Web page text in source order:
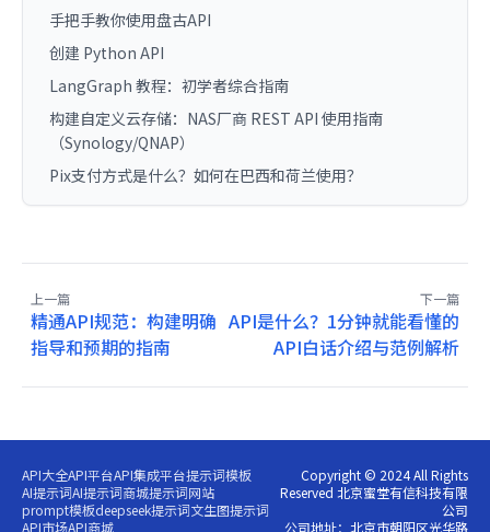
手把手教你使用盘古API
创建 Python API
LangGraph 教程：初学者综合指南
构建自定义云存储：NAS厂商 REST API 使用指南
（Synology/QNAP）
Pix支付方式是什么？如何在巴西和荷兰使用？
上一篇
精通API规范：构建明确
指导和预期的指南
下一篇
API是什么？1分钟就能看懂的
API白话介绍与范例解析
API大全API平台API集成平台提示词模板
AI提示词AI提示词商城提示词网站
prompt模板deepseek提示词文生图提示词
API市场API商城
Copyright © 2024 All Rights
Reserved 北京蜜堂有信科技有限
公司
公司地址：北京市朝阳区光华路